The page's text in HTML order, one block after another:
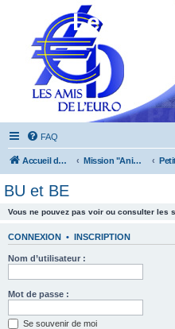
Les
FAQ
Accueil du forum Mission "Animation"
BU et BE
Vous ne pouvez pas voir ou consulter les
CONNEXION • INSCRIPTION
Nom d’utilisateur :
Mot de passe :
Se souvenir de moi